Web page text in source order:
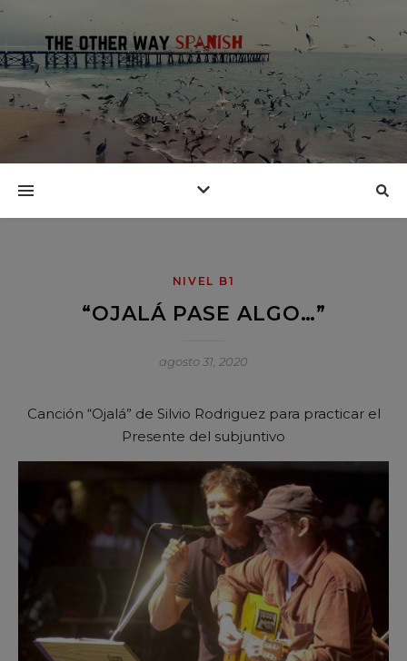
NIVEL B1
“OJALÁ PASE ALGO…”
agosto 31, 2020
Canción “Ojalá” de Silvio Rodriguez para practicar el
Presente del subjuntivo